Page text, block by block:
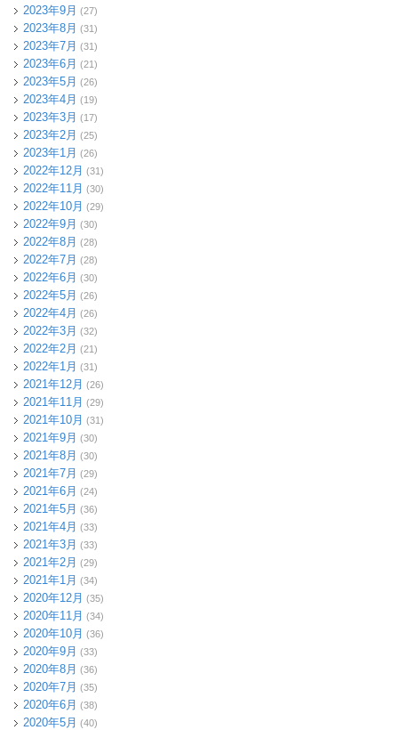
2023年9月 (27)
2023年8月 (31)
2023年7月 (31)
2023年6月 (21)
2023年5月 (26)
2023年4月 (19)
2023年3月 (17)
2023年2月 (25)
2023年1月 (26)
2022年12月 (31)
2022年11月 (30)
2022年10月 (29)
2022年9月 (30)
2022年8月 (28)
2022年7月 (28)
2022年6月 (30)
2022年5月 (26)
2022年4月 (26)
2022年3月 (32)
2022年2月 (21)
2022年1月 (31)
2021年12月 (26)
2021年11月 (29)
2021年10月 (31)
2021年9月 (30)
2021年8月 (30)
2021年7月 (29)
2021年6月 (24)
2021年5月 (36)
2021年4月 (33)
2021年3月 (33)
2021年2月 (29)
2021年1月 (34)
2020年12月 (35)
2020年11月 (34)
2020年10月 (36)
2020年9月 (33)
2020年8月 (36)
2020年7月 (35)
2020年6月 (38)
2020年5月 (40)